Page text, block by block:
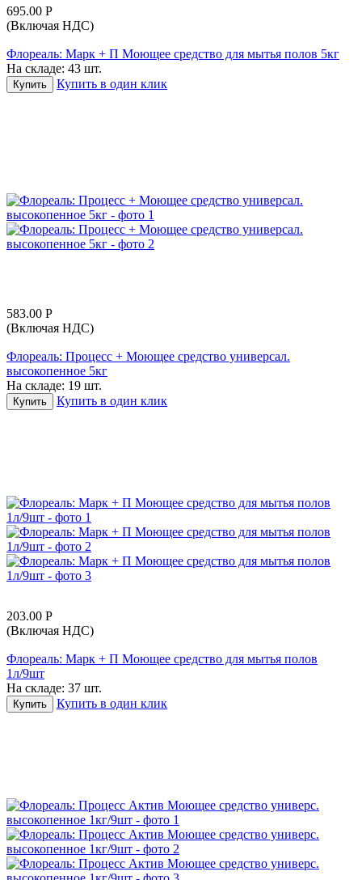
695.00 Р
(Включая НДС)
Флореаль: Марк + П Моющее средство для мытья полов 5кг
На складе: 43 шт.
Купить Купить в один клик
583.00 Р
(Включая НДС)
Флореаль: Процесс + Моющее средство универсал.
высокопенное 5кг
На складе: 19 шт.
Купить Купить в один клик
203.00 Р
(Включая НДС)
Флореаль: Марк + П Моющее средство для мытья полов
1л/9шт
На складе: 37 шт.
Купить Купить в один клик